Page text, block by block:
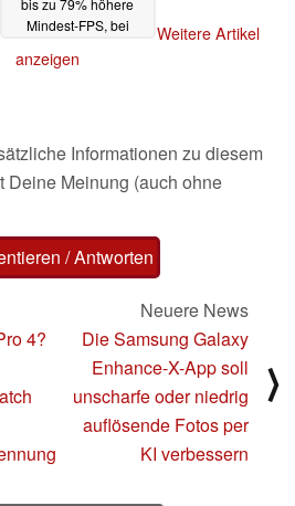
Mindest-FPS, bei
Verbrauch
Weitere Artikel
anzeigen
Informationen zu diesem
Deine Meinung (auch ohne
/ Antworten
4?
Neuere News
Die Samsung Galaxy
Enhance-X-App soll
unscharfe oder niedrig
auflösende Fotos per
KI verbessern
⟩